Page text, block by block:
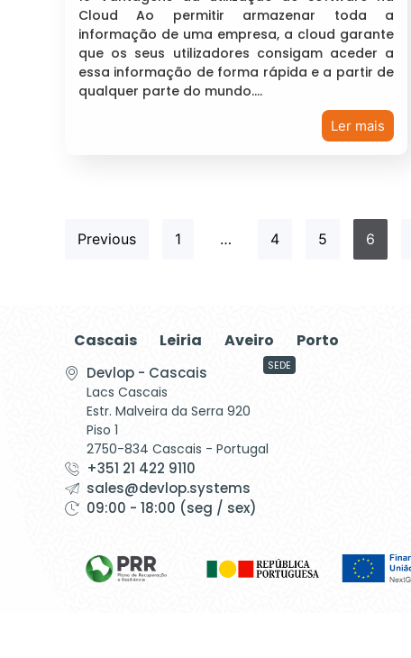
Cloud Ao permitir armazenar toda a
informação de uma empresa, a cloud garante
que os seus utilizadores consigam aceder a
essa informação de forma rápida e a partir de
qualquer parte do mundo.…
Ler mais
Previous 1 … 4 5 6
Cascais Leiria Aveiro Porto
Devlop - Cascais
Lacs Cascais
Estr. Malveira da Serra 920
Piso 1
2750-834 Cascais - Portugal
SEDE
+351 21 422 9110
sales@devlop.systems
09:00 - 18:00 (seg / sex)